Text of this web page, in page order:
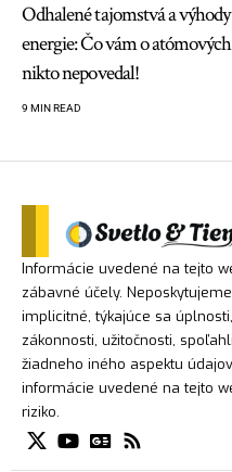
Odhalené tajomstvá a
energie: Čo vám o
nikto nepovedal!
9 MIN READ
Informácie uvedené na tejto
zábavné účely.
implicitné, týkajúce sa
zákonnosti, užitočnosti,
žiadneho iného aspektu
informácie uvedené na tejto
riziko.